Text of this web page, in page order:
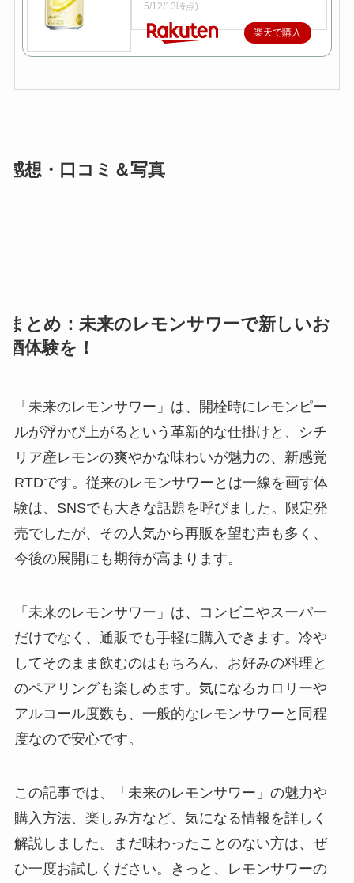
5/12/13時点)
楽天で購入
感想・口コミ＆写真
まとめ：未来のレモンサワーで新しいお
酒体験を！
「未来のレモンサワー」は、開栓時にレモンピー
ルが浮かび上がるという革新的な仕掛けと、シチ
リア産レモンの爽やかな味わいが魅力の、新感覚
RTDです。従来のレモンサワーとは一線を画す体
験は、SNSでも大きな話題を呼びました。限定発
売でしたが、その人気から再販を望む声も多く、
今後の展開にも期待が高まります。
「未来のレモンサワー」は、コンビニやスーパー
だけでなく、通販でも手軽に購入できます。冷や
してそのまま飲むのはもちろん、お好みの料理と
のペアリングも楽しめます。気になるカロリーや
アルコール度数も、一般的なレモンサワーと同程
度なので安心です。
この記事では、「未来のレモンサワー」の魅力や
購入方法、楽しみ方など、気になる情報を詳しく
解説しました。まだ味わったことのない方は、ぜ
ひ一度お試しください。きっと、レモンサワーの